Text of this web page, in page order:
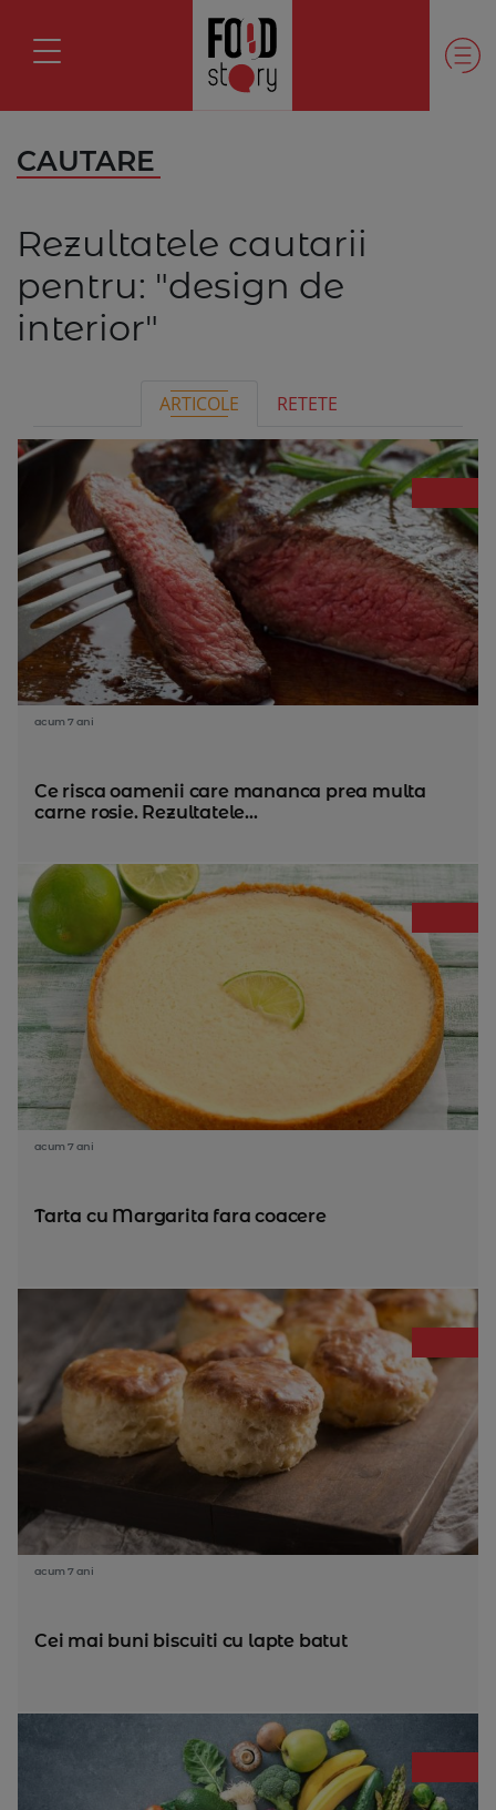
CAUTARE
Rezultatele cautarii
pentru: "design de
interior"
ARTICOLE RETETE
acum 7 ani
Ce risca oamenii care mananca prea multa
carne rosie. Rezultatele...
acum 7 ani
Tarta cu Margarita fara coacere
acum 7 ani
Cei mai buni biscuiti cu lapte batut